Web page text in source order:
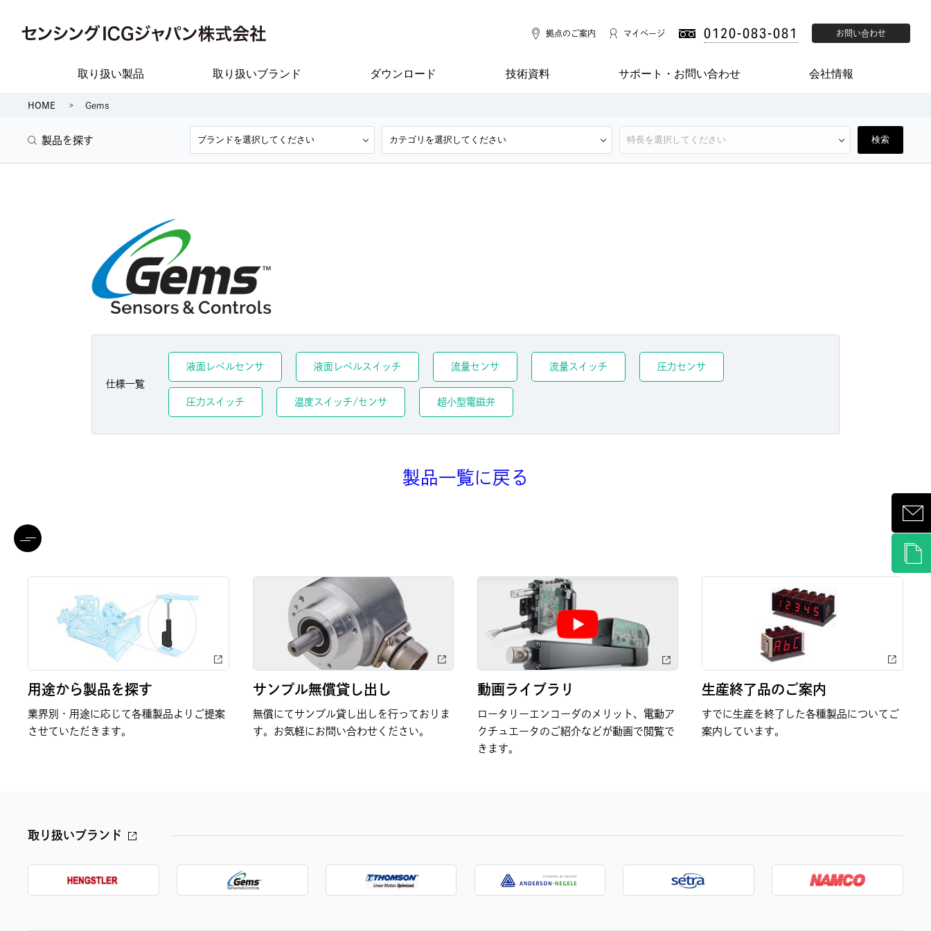
拠点のご案内 マイページ 0120-083-081 お問い合わせ
取り扱い製品 取り扱いブランド ダウンロード 技術資料 サポート・お問い合わせ 会社情報
HOME Gems
製品を探す
仕様一覧
液面レベルセンサ 液面レベルスイッチ 流量センサ 流量スイッチ 圧力センサ
圧力スイッチ 温度スイッチ/センサ 超小型電磁弁
製品一覧に戻る
用途から製品を探す
業界別・用途に応じて各種製品よりご提案
させていただきます。
サンプル無償貸し出し
無償にてサンプル貸し出しを行っておりま
す。お気軽にお問い合わせください。
動画ライブラリ
ロータリーエンコーダのメリット、電動ア
クチュエータのご紹介などが動画で閲覧で
きます。
生産終了品のご案内
すでに生産を終了した各種製品についてご
案内しています。
取り扱いブランド